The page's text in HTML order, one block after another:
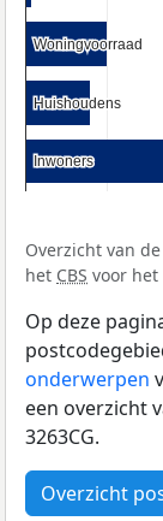
Woningvoorraad
Woningvoorraad
Huishoudens
Huishoudens
Inwoners
Inwoners
Overzicht van
het CBS voor het
Op deze
onderwerpen
een overzicht
3263CG.
Overzicht